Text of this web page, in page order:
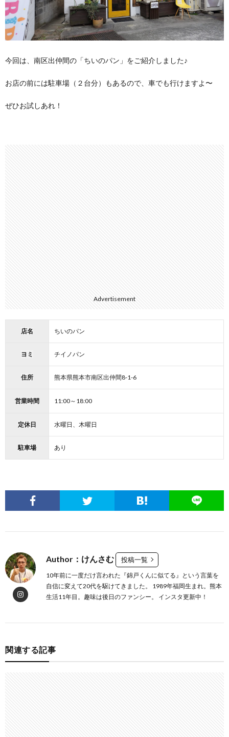
今回は、南区出仲間の「ちいのパン」をご紹介しました♪
お店の前には駐車場（２台分）もあるので、車でも行けますよ〜
ぜひお試しあれ！
Advertisement
店名 ちいのパン
ヨミ チイノパン
住所 熊本県熊本市南区出仲間8-1-6
営業時間 11:00～18:00
定休日 水曜日、木曜日
駐車場 あり
Author：けんさむ 投稿一覧
10年前に一度だけ言われた『錦戸くんに似てる』という言葉を
自信に変えて20代を駆けてきました。 1989年福岡生まれ。熊本
生活11年目。趣味は後日のファンシー。 インスタ更新中！
関連する記事